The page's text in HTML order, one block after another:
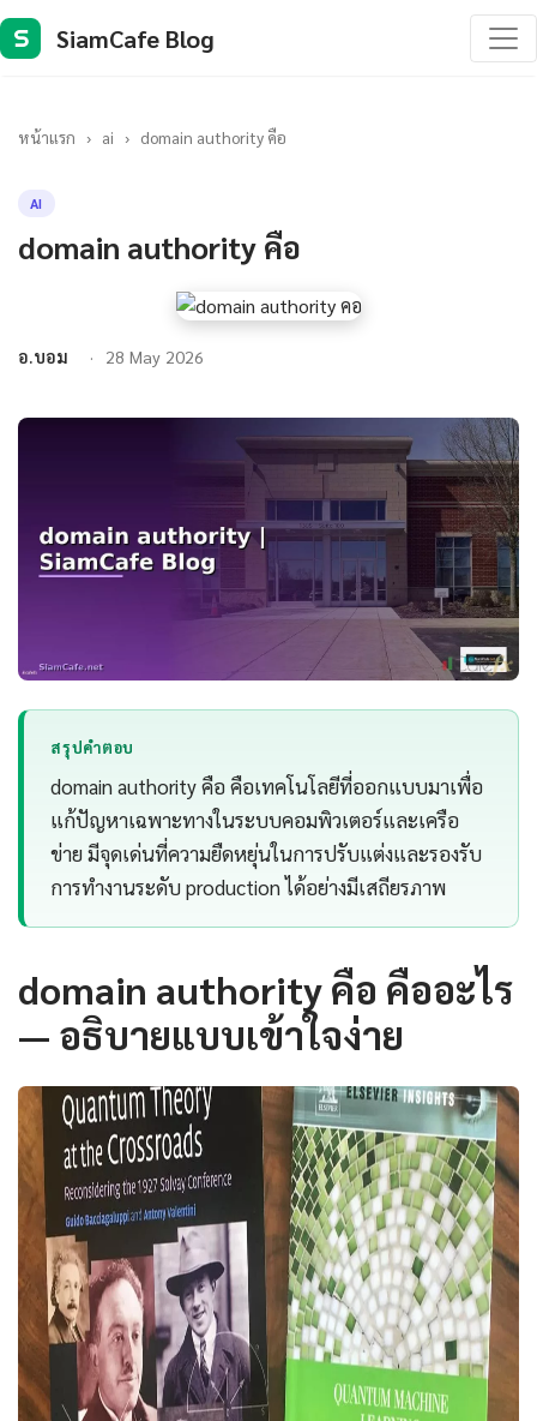
S SiamCafe Blog
หน้าแรก › ai › domain authority คือ
AI
domain authority คือ
อ.บอม 28 May 2026
สรุปคำตอบ
domain authority คือ คือเทคโนโลยีที่ออกแบบมาเพื่อ
แก้ปัญหาเฉพาะทางในระบบคอมพิวเตอร์และเครือ
ข่าย มีจุดเด่นที่ความยืดหยุ่นในการปรับแต่งและรองรับ
การทำงานระดับ production ได้อย่างมีเสถียรภาพ
domain authority คือ คืออะไร
— อธิบายแบบเข้าใจง่าย